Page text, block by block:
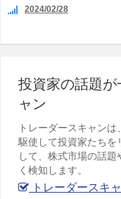
2024/02/28
投資家の話題
ャン
トレーダースキャン
駆使して投資家たちを
して、株式市場の話
く検知します。
トレーダースキ